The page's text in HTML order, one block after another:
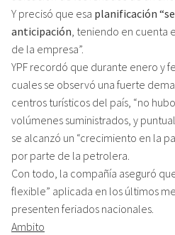
Y precisó que esa planificación
anticipación , teniendo en
de la empresa”.
YPF recordó que durante enero y
cuales se observó una fuerte
centros turísticos del país, “no
volúmenes suministrados, y
se alcanzó un “crecimiento en la
por parte de la petrolera.
Con todo, la compañía aseguró
flexible” aplicada en los últimos
presenten feriados nacionales.
Ambito